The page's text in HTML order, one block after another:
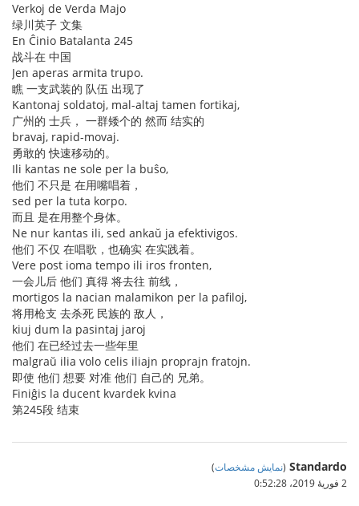
Verkoj de Verda Majo
绿川英子 文集
En Ĉinio Batalanta 245
战斗在 中国
Jen aperas armita trupo.
瞧 一支武装的 队伍 出现了
Kantonaj soldatoj, mal-altaj tamen fortikaj,
广州的 士兵， 一群矮个的 然而 结实的
bravaj, rapid-movaj.
勇敢的 快速移动的。
Ili kantas ne sole per la buŝo,
他们 不只是 在用嘴唱着，
sed per la tuta korpo.
而且 是在用整个身体。
Ne nur kantas ili, sed ankaŭ ja efektivigos.
他们 不仅 在唱歌，也确实 在实践着。
Vere post ioma tempo ili iros fronten,
一会儿后 他们 真得 将去往 前线，
mortigos la nacian malamikon per la pafiloj,
将用枪支 去杀死 民族的 敌人，
kiuj dum la pasintaj jaroj
他们 在已经过去一些年里
malgraŭ ilia volo celis iliajn proprajn fratojn.
即使 他们 想要 对准 他们 自己的 兄弟。
Finiĝis la ducent kvardek kvina
第245段 结束
Standardo
(نمایش مشخصات)
2 فوریهٔ 2019،‏ 0:52:28